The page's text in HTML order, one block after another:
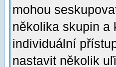
mohou
několika skupin a
individuální
nastavit několik